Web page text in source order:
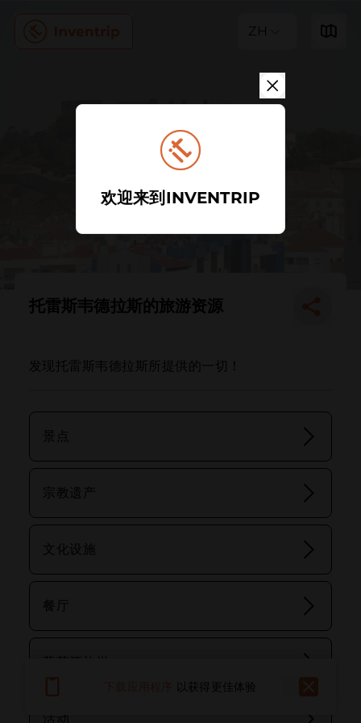
ZH
托雷斯韦德拉斯的旅游资源
发现托雷斯韦德拉斯所提供的一切！
景点
宗教遗产
文化设施
餐厅
葡萄酒旅游
活动
以获得更佳体验
欢迎来到INVENTRIP